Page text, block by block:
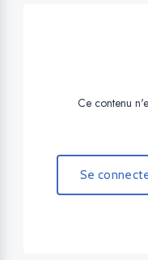
Ce contenu
Se